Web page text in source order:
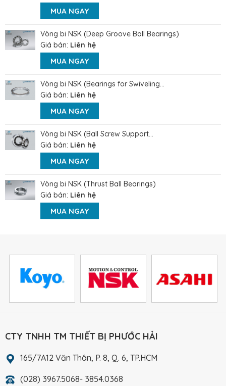
MUA NGAY
Vòng bi NSK (Deep Groove Ball Bearings)
Giá bán: Liên hệ
MUA NGAY
Vòng bi NSK (Bearings for Swiveling...
Giá bán: Liên hệ
MUA NGAY
Vòng bi NSK (Ball Screw Support...
Giá bán: Liên hệ
MUA NGAY
Vòng bi NSK (Thrust Ball Bearings)
Giá bán: Liên hệ
MUA NGAY
CTY TNHH TM THIẾT BỊ PHƯỚC HẢI
165/7A12 Văn Thân, P. 8, Q. 6, TP.HCM
(028) 3967.5068- 3854.0368